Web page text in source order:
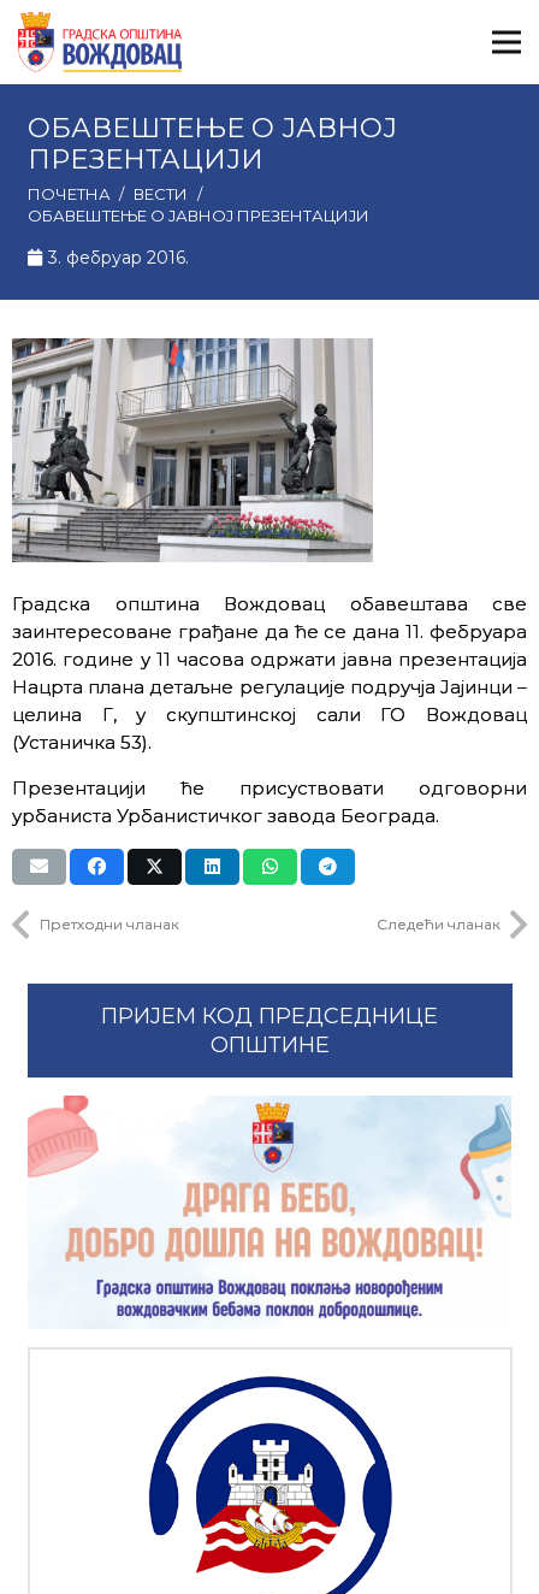
ОБАВЕШТЕЊЕ О ЈАВНОЈ
ПРЕЗЕНТАЦИЈИ
ПОЧЕТНА / ВЕСТИ
/
ОБАВЕШТЕЊЕ О ЈАВНОЈ ПРЕЗЕНТАЦИЈИ
3. фебруар 2016.
Градска општина Вождовац обавештава све
заинтересоване грађане да ће се дана 11. фебруара
2016. године у 11 часова одржати јавна презентација
Нацрта плана детаљне регулације подручја Јајинци –
целина Г, у скупштинској сали ГО Вождовац
(Устаничка 53).
Презентацији ће присуствовати одговорни
урбаниста Урбанистичког завода Београда.
Претходни чланак Следећи чланак
ПРИЈЕМ КОД ПРЕДСЕДНИЦЕ
ОПШТИНЕ